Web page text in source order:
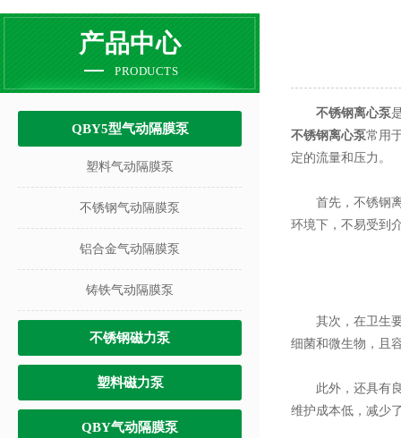
产品中心
PRODUCTS
QBY5型气动隔膜泵
塑料气动隔膜泵
不锈钢气动隔膜泵
铝合金气动隔膜泵
铸铁气动隔膜泵
不锈钢磁力泵
塑料磁力泵
QBY气动隔膜泵
不锈钢离心泵
不锈钢离心泵常用
定的流量和压力。
首先，不锈钢离
环境下，不易受到
其次，在卫生要
细菌和微生物，且
此外，还具有良
维护成本低，减少